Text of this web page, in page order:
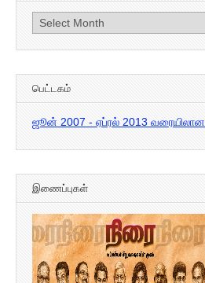
கடந்த
இதழ்கள்
பெட்டகம்
ஜூன் 2007 - ஏப்ரல் 2013
இணைப்புகள்